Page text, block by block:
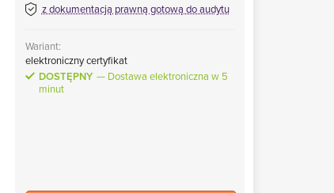
z dokumentacją prawną gotową do audytu
Wariant:
elektroniczny certyfikat
DOSTĘPNY
Dostawa elektroniczna w 5
minut